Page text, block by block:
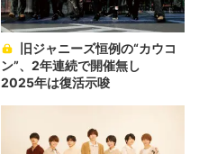
ン”、2年連続で開催無し
2025年は復活示唆